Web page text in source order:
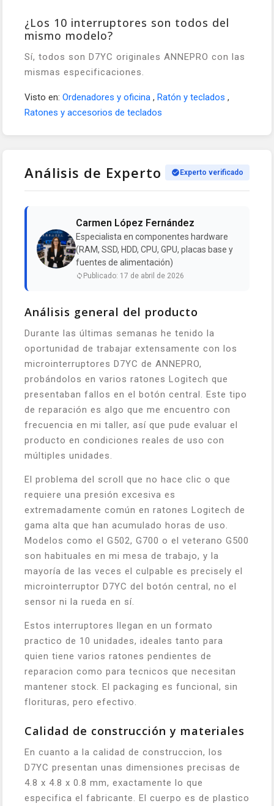
¿Los 10 interruptores son todos del
mismo modelo?
Sí, todos son D7YC originales ANNEPRO con las
mismas especificaciones.
Visto en: Ordenadores y oficina , Ratón y teclados ,
Ratones y accesorios de teclados
Análisis de Experto Experto verificado
Carmen López Fernández
Especialista en componentes hardware
(RAM, SSD, HDD, CPU, GPU, placas base y
fuentes de alimentación)
Publicado: 17 de abril de 2026
Análisis general del producto
Durante las últimas semanas he tenido la
oportunidad de trabajar extensamente con los
microinterruptores D7YC de ANNEPRO,
probándolos en varios ratones Logitech que
presentaban fallos en el botón central. Este tipo
de reparación es algo que me encuentro con
frecuencia en mi taller, así que pude evaluar el
producto en condiciones reales de uso con
múltiples unidades.
El problema del scroll que no hace clic o que
requiere una presión excesiva es
extremadamente común en ratones Logitech de
gama alta que han acumulado horas de uso.
Modelos como el G502, G700 o el veterano G500
son habituales en mi mesa de trabajo, y la
mayoría de las veces el culpable es precisely el
microinterruptor D7YC del botón central, no el
sensor ni la rueda en sí.
Estos interruptores llegan en un formato
practico de 10 unidades, ideales tanto para
quien tiene varios ratones pendientes de
reparacion como para tecnicos que necesitan
mantener stock. El packaging es funcional, sin
florituras, pero efectivo.
Calidad de construcción y materiales
En cuanto a la calidad de construccion, los
D7YC presentan unas dimensiones precisas de
4.8 x 4.8 x 0.8 mm, exactamente lo que
especifica el fabricante. El cuerpo es de plastico